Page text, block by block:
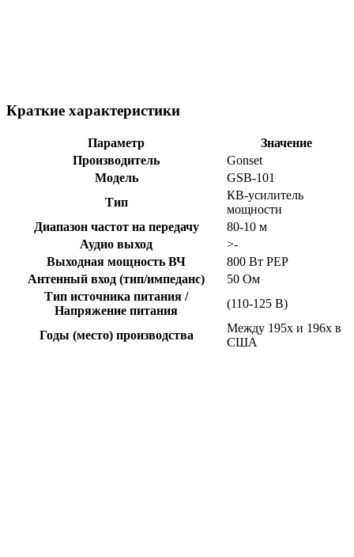
Краткие характеристики
Параметр
Значение
Производитель
Gonset
Модель
GSB-101
Тип
КВ-усилитель
мощности
Диапазон частот на передачу
80-10 м
Аудио выход
>-
Выходная мощность ВЧ
800 Вт PEP
Антенный вход (тип/импеданс)
50 Ом
Тип источника питания /
Напряжение питания
(110-125 В)
Годы (место) производства
Между 195x и 196x в
США